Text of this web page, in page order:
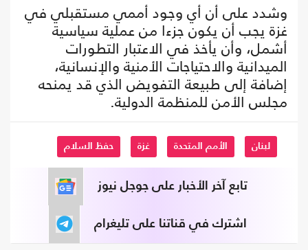
وشدد على أن أي وجود أممي مستقبلي في
غزة يجب أن يكون جزءا من عملية سياسية
أشمل، وأن يأخذ في الاعتبار التطورات
الميدانية والاحتياجات الأمنية والإنسانية،
إضافة إلى طبيعة التفويض الذي قد يمنحه
مجلس الأمن للمنظمة الدولية.
لبنان الأمم المتحدة غزة حفظ السلام
تابع آخر الأخبار على جوجل نيوز
اشترك في قناتنا على تليغرام